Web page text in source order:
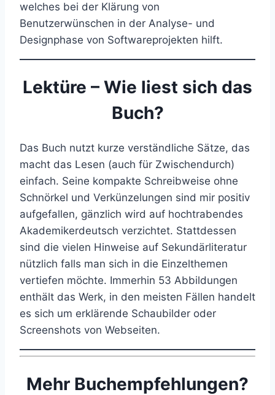
welches bei der Klärung von
Benutzerwünschen in der Analyse- und
Designphase von Softwareprojekten hilft.
Lektüre – Wie liest sich das
Buch?
Das Buch nutzt kurze verständliche Sätze, das
macht das Lesen (auch für Zwischendurch)
einfach. Seine kompakte Schreibweise ohne
Schnörkel und Verkünzelungen sind mir positiv
aufgefallen, gänzlich wird auf hochtrabendes
Akademikerdeutsch verzichtet. Stattdessen
sind die vielen Hinweise auf Sekundärliteratur
nützlich falls man sich in die Einzelthemen
vertiefen möchte. Immerhin 53 Abbildungen
enthält das Werk, in den meisten Fällen handelt
es sich um erklärende Schaubilder oder
Screenshots von Webseiten.
Mehr Buchempfehlungen?